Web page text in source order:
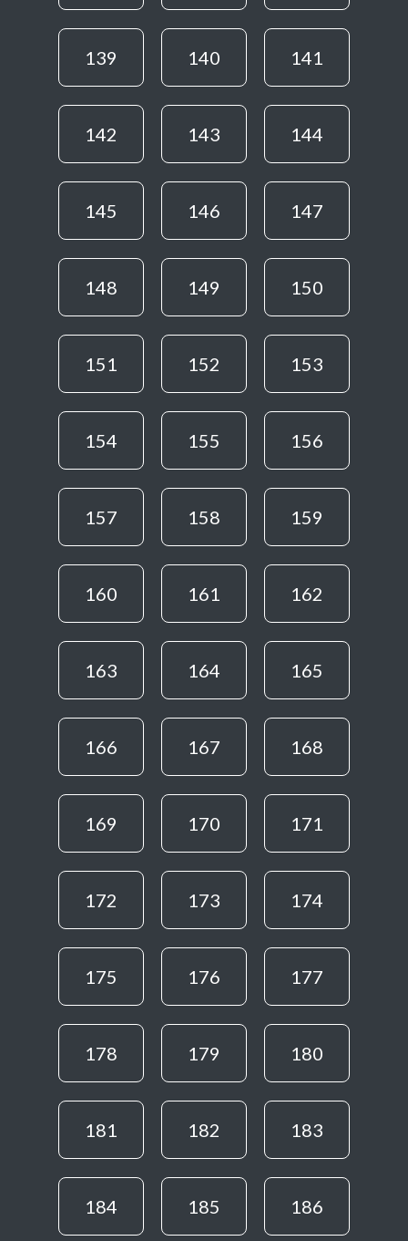
139 140 141
142 143 144
145 146 147
148 149 150
151 152 153
154 155 156
157 158 159
160 161 162
163 164 165
166 167 168
169 170 171
172 173 174
175 176 177
178 179 180
181 182 183
184 185 186